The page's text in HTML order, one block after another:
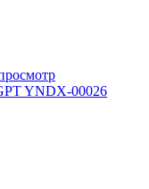
YNDX-00026